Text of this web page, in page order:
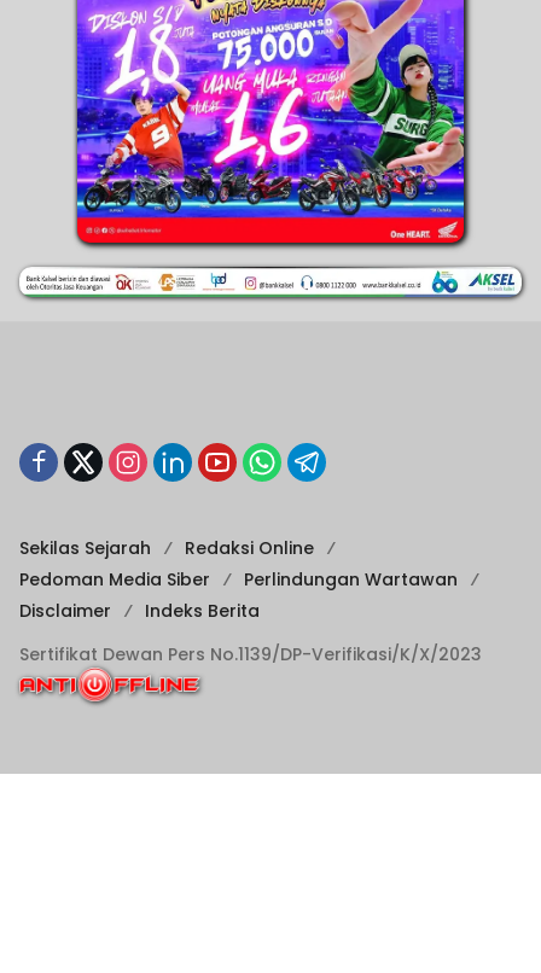
Sekilas Sejarah
Redaksi Online
Pedoman Media Siber
Perlindungan Wartawan
Disclaimer
Indeks Berita
Sertifikat Dewan Pers No.1139/DP-Verifikasi/K/X/2023